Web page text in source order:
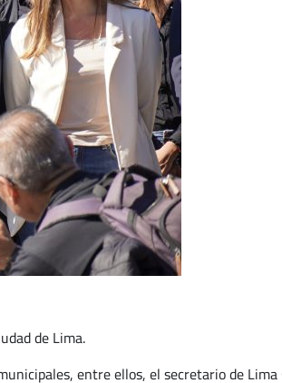
de Lima.
entre ellos, el secretario de